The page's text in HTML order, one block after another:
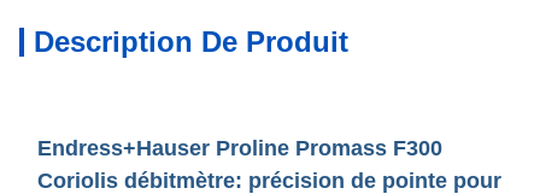
Description De Produit
Endress+Hauser Proline Promass F300
Coriolis débitmètre: précision de pointe pour